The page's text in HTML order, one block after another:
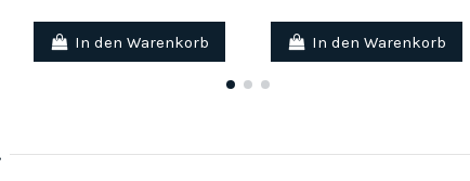
In den Warenkorb In den Warenkorb